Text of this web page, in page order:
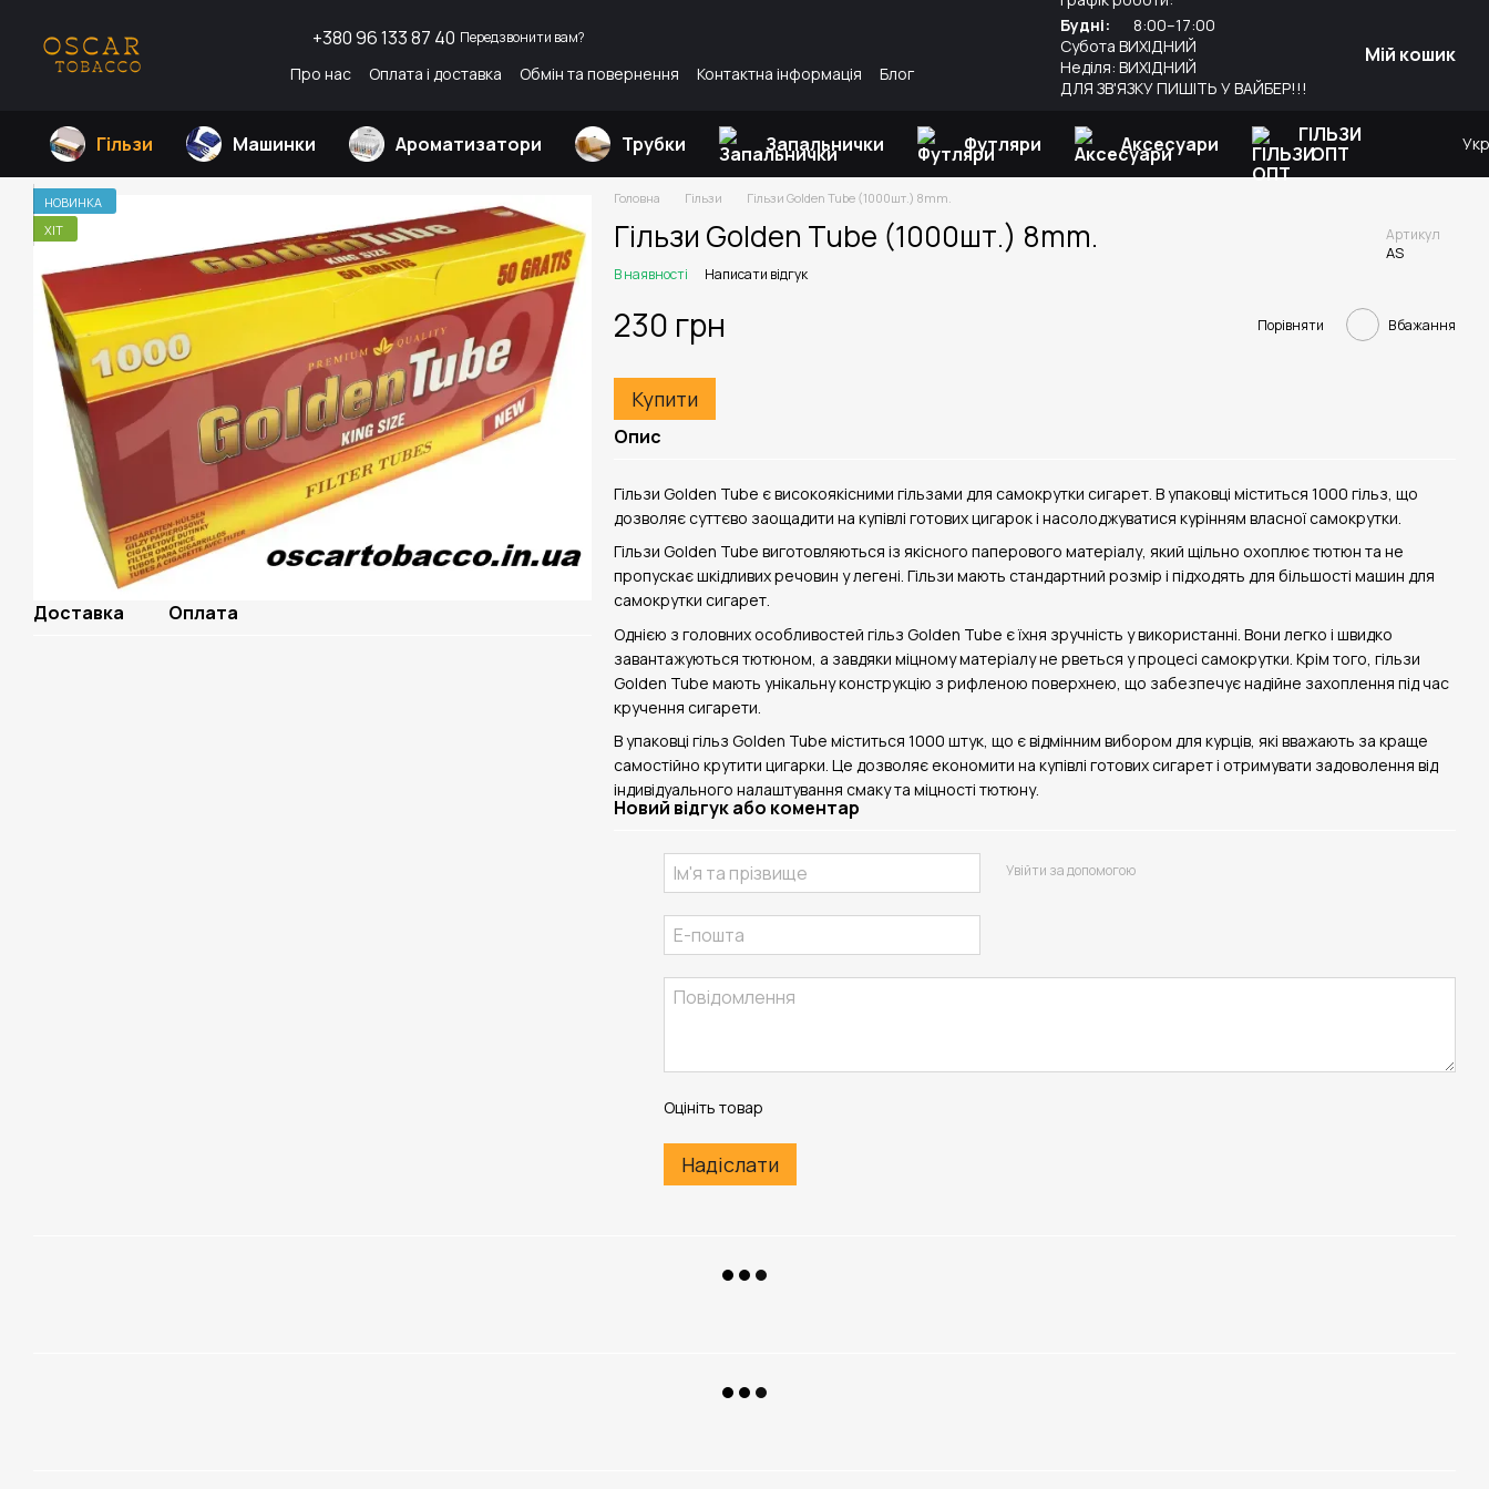
+380 96 133 87 40 Передзвонити вам?
Про нас Оплата і доставка Обмін та повернення Контактна інформація Блог
Будні:
8:00–17:00
Субота ВИХІДНИЙ
Неділя: ВИХІДНИЙ
ДЛЯ ЗВ'ЯЗКУ ПИШІТЬ У ВАЙБЕР!!!
Мій кошик
Гільзи Машинки Ароматизатори Трубки Запальнички Футляри Аксесуари
ГІЛЬЗИ
ОПТ
Укр
НОВИНКА
ХІТ
Доставка Оплата
Головна Гільзи Гільзи Golden Tube (1000шт.) 8mm.
Гільзи Golden Tube (1000шт.) 8mm. Артикул
AS
В наявності Написати відгук
230 грн Порівняти В бажання
Купити
Опис
Гільзи Golden Tube є високоякісними гільзами для самокрутки сигарет. В упаковці міститься 1000 гільз, що
дозволяє суттєво заощадити на купівлі готових цигарок і насолоджуватися курінням власної самокрутки.
Гільзи Golden Tube виготовляються із якісного паперового матеріалу, який щільно охоплює тютюн та не
пропускає шкідливих речовин у легені. Гільзи мають стандартний розмір і підходять для більшості машин для
самокрутки сигарет.
Однією з головних особливостей гільз Golden Tube є їхня зручність у використанні. Вони легко і швидко
завантажуються тютюном, а завдяки міцному матеріалу не рветься у процесі самокрутки. Крім того, гільзи
Golden Tube мають унікальну конструкцію з рифленою поверхнею, що забезпечує надійне захоплення під час
кручення сигарети.
В упаковці гільз Golden Tube міститься 1000 штук, що є відмінним вибором для курців, які вважають за краще
самостійно крутити цигарки. Це дозволяє економити на купівлі готових сигарет і отримувати задоволення від
індивідуального налаштування смаку та міцності тютюну.
Новий відгук або коментар
Увійти за допомогою
Оцініть товар
Надіслати